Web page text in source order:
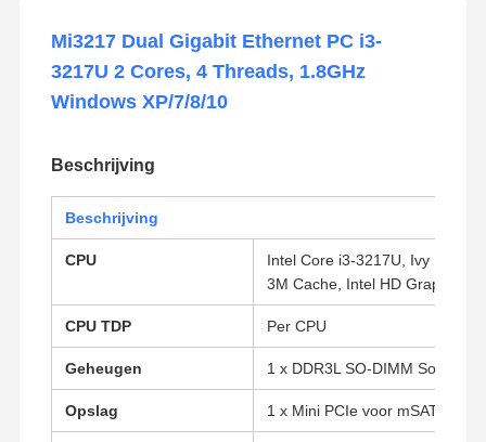
Mi3217 Dual Gigabit Ethernet PC i3-
3217U 2 Cores, 4 Threads, 1.8GHz
Windows XP/7/8/10
Beschrijving
Beschrijving
CPU
Intel Core i3-3217U, Ivy
3M Cache, Intel HD Graphics
CPU TDP Per CPU
Geheugen 1 x DDR3L SO-DIMM Socket
Opslag 1 x Mini PCIe voor mSATA